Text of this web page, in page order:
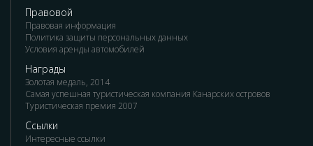
Правовой
Правовая информация
Политика защиты персональных данных
Условия аренды автомобилей
Награды
Золотая медаль, 2014
Самая успешная туристическая компания Канарских островов
Туристическая премия 2007
Ссылки
Интересные ссылки